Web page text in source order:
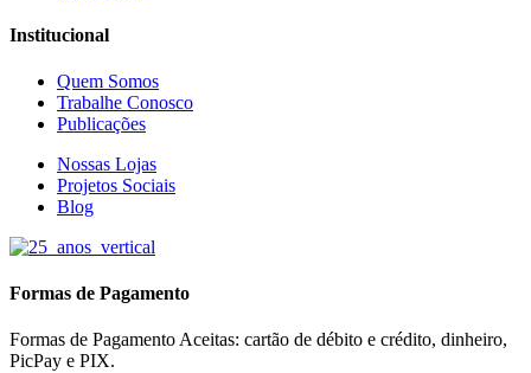
Institucional
Quem Somos
Trabalhe Conosco
Publicações
Nossas Lojas
Projetos Sociais
Blog
Formas de Pagamento
Formas de Pagamento Aceitas: cartão de débito e crédito, dinheiro,
PicPay e PIX.